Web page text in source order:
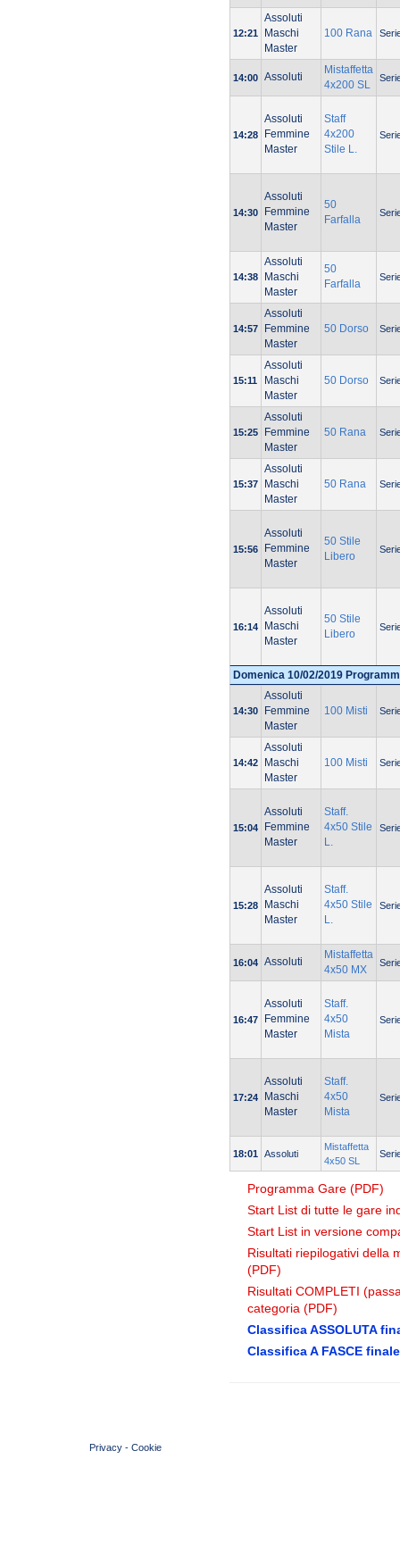
12:21
Assoluti
Maschi
Master
100 Rana
14:00 Assoluti
Mistaffetta
4x200 SL
14:28
Assoluti
Femmine
Master
Staff
4x200
Stile L.
14:30
Assoluti
Femmine
Master
50
Farfalla
14:38
Assoluti
Maschi
Master
50
Farfalla
14:57
Assoluti
Femmine
Master
50 Dorso
15:11
Assoluti
Maschi
Master
50 Dorso
15:25
Assoluti
Femmine
Master
50 Rana
15:37
Assoluti
Maschi
Master
50 Rana
15:56
Assoluti
Femmine
Master
50 Stile
Libero
16:14
Assoluti
Maschi
Master
50 Stile
Libero
Domenica 10/02/2019
14:30
Assoluti
Femmine
Master
100 Misti
14:42
Assoluti
Maschi
Master
100 Misti
15:04
Assoluti
Femmine
Master
Staff.
4x50 Stile
L.
15:28
Assoluti
Maschi
Master
Staff.
4x50 Stile
L.
16:04 Assoluti
Mistaffetta
4x50 MX
16:47
Assoluti
Femmine
Master
Staff.
4x50
Mista
17:24
Assoluti
Maschi
Master
Staff.
4x50
Mista
18:01 Assoluti
Mistaffetta
4x50 SL
Programma Gare (PDF)
Start List di tutte le gare
Start List in versione
Risultati riepilogativi della
(PDF)
Risultati COMPLETI
categoria (PDF)
Classifica ASSOLUTA
Classifica A FASCE
Privacy - Cookie